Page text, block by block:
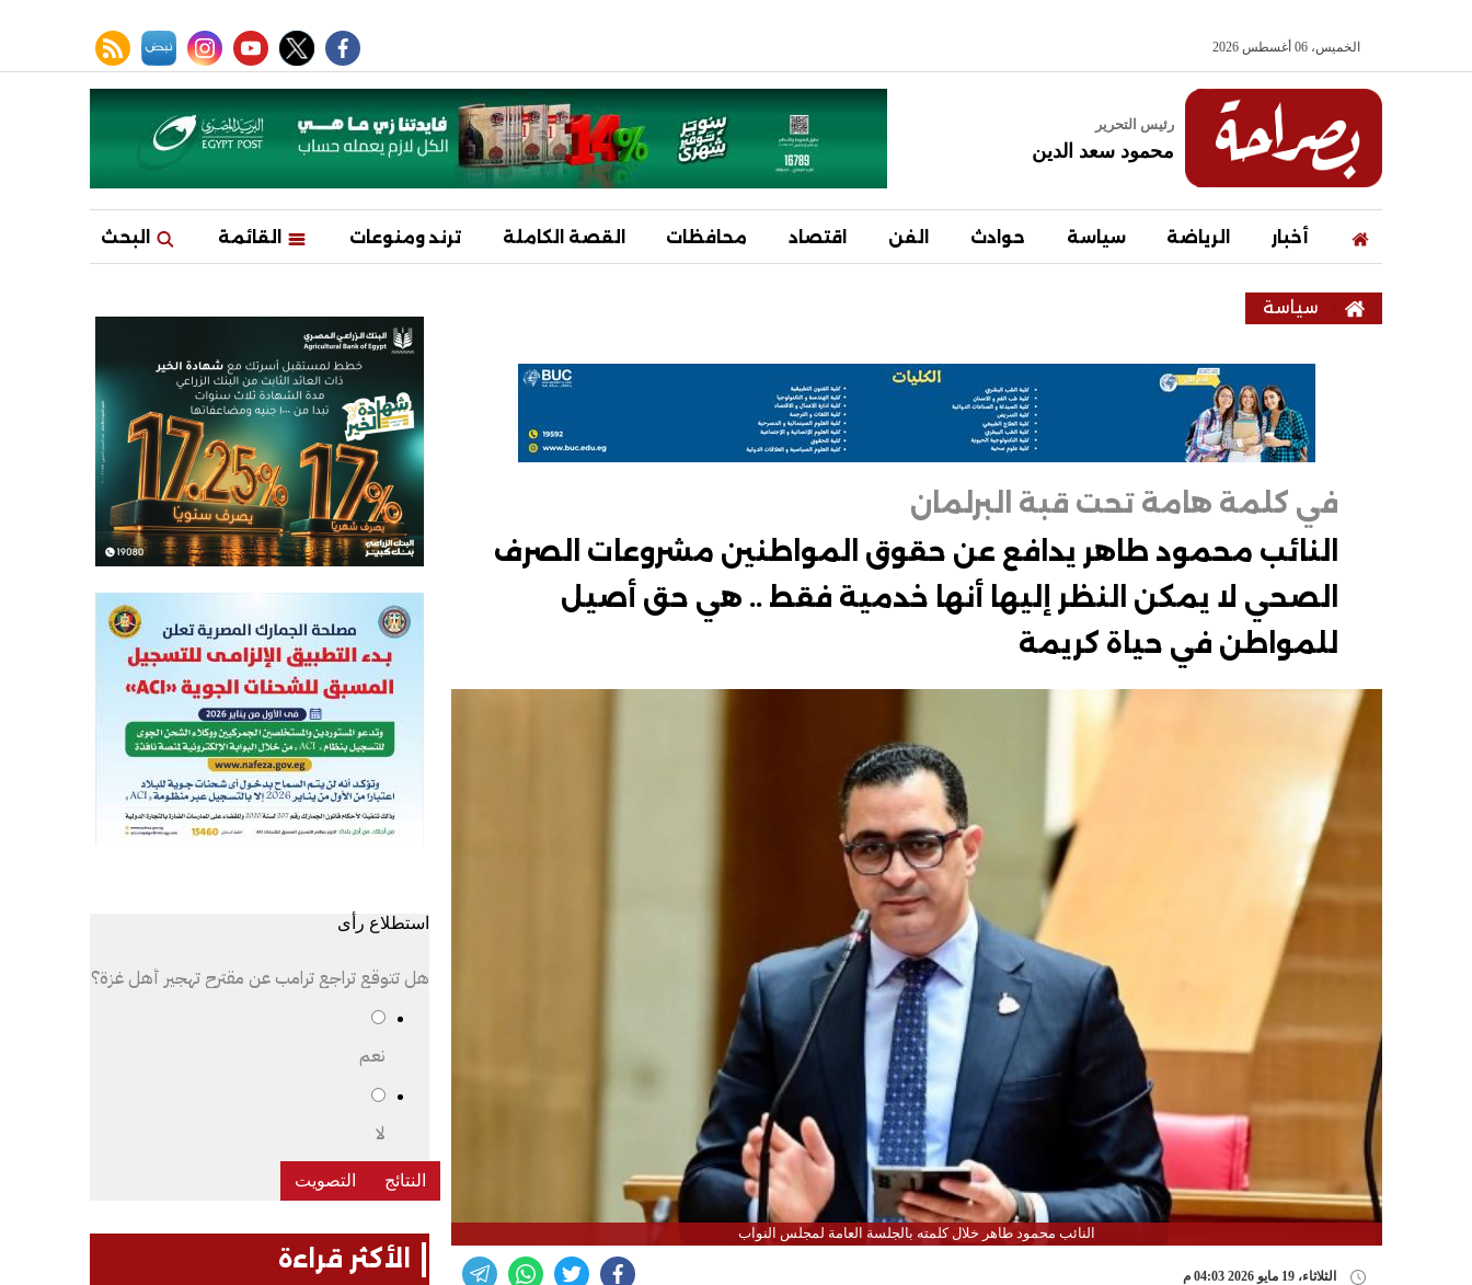
الخميس، 06 أغسطس 2026
facebook
twitter
youtube
instagram
نبض rss feed
رئيس التحرير
محمود سعد الدين
أخبار الرياضة سياسة حوادث الفن اقتصاد محافظات القصة الكاملة ترند ومنوعات القائمة البحث
سياسة
في كلمة هامة تحت قبة البرلمان
النائب محمود طاهر يدافع عن حقوق المواطنين مشروعات الصرف
الصحي لا يمكن النظر إليها أنها خدمية فقط .. هي حق أصيل
للمواطن في حياة كريمة
النائب محمود طاهر خلال كلمته بالجلسة العامة لمجلس النواب
الثلاثاء، 19 مايو 2026 04:03 م
استطلاع رأى
هل تتوقع تراجع ترامب عن مقترح تهجير أهل غزة؟
نعم
لا
الأكثر قراءة